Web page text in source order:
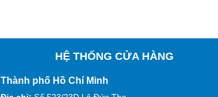
HỆ THỐNG CỬA HÀNG
Thành phố Hồ Chí Minh